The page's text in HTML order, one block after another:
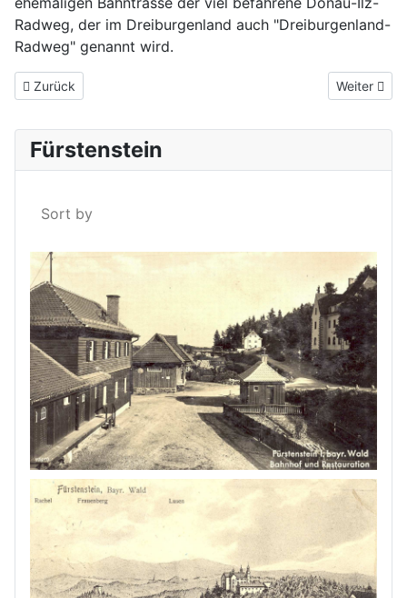
Radweg, der im Dreiburgenland auch "Dreiburgenland-
Radweg" genannt wird.
Vorheriger Beitrag: Die Fürstensteiner Kirche um 1950
Zurück Nächster
Weiter
Fürstenstein
Sort by